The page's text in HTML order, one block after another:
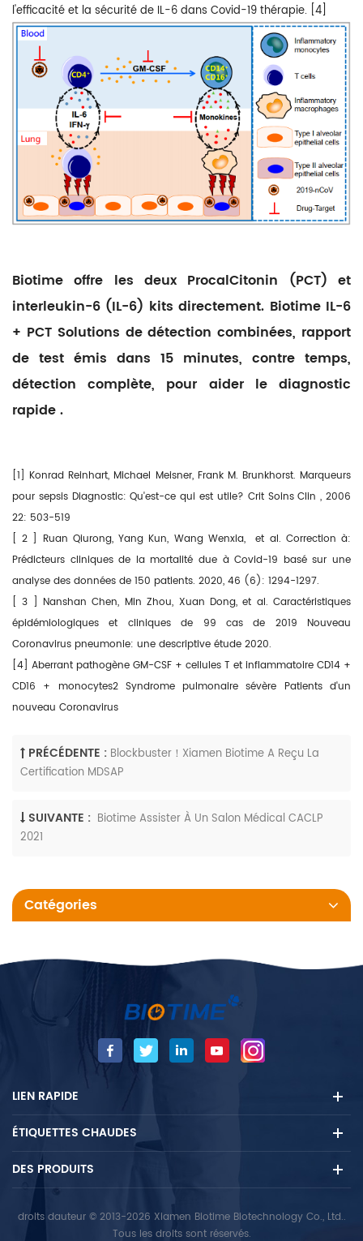
l'efficacité et la sécurité de IL-6 dans Covid-19 thérapie. [4]
Biotime offre les deux ProcalCitonin (PCT) et
interleukin-6 (IL-6) kits directement. Biotime IL-6
+ PCT Solutions de détection combinées, rapport
de test émis dans 15 minutes, contre temps,
détection complète, pour aider le diagnostic
rapide.
[1] Konrad Reinhart, Michael Meisner, Frank M. Brunkhorst. Marqueurs
pour sepsis Diagnostic: Qu'est-ce qui est utile? Crit Soins Clin , 2006
22: 503-519
[2 ] Ruan Qiurong, Yang Kun, Wang Wenxia, ​​ et al. Correction à:
Prédicteurs cliniques de la mortalité due à Covid-19 basé sur une
analyse des données de 150 patients. 2020, 46 (6): 1294-1297.
[3 ] Nanshan Chen, Min Zhou, Xuan Dong, et al. Caractéristiques
épidémiologiques et cliniques de 99 cas de 2019 Nouveau
Coronavirus pneumonie: une descriptive étude 2020.
[4] Aberrant pathogène GM-CSF + cellules T et inflammatoire CD14 +
CD16 + monocytes2 Syndrome pulmonaire sévère Patients d'un
nouveau Coronavirus
PRÉCÉDENTE : Blockbuster！Xiamen Biotime A Reçu La
Certification MDSAP
SUIVANTE : Biotime Assister À Un Salon Médical CACLP
2021
Catégories
LIEN RAPIDE
ÉTIQUETTES CHAUDES
DES PRODUITS
droits dauteur © 2013-2026 Xiamen Biotime Biotechnology Co., Ltd..
Tous les droits sont réservés.